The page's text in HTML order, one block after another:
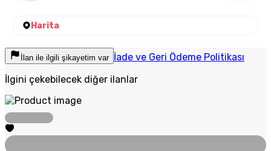
Harita
İlan ile ilgili şikayetim var İade ve Geri Ödeme Politikası
İlgini çekebilecek diğer ilanlar